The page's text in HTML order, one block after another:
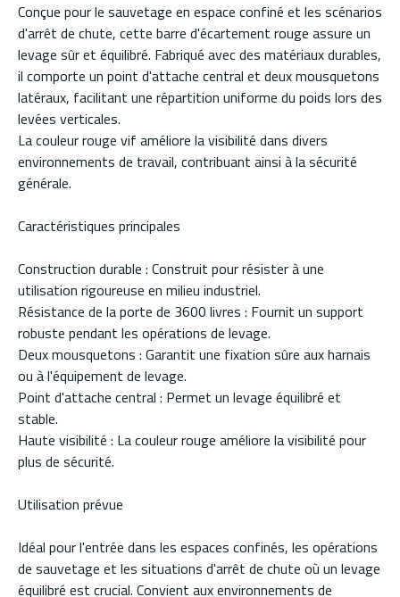
Conçue pour le sauvetage en espace confiné et les scénarios
d'arrêt de chute, cette barre d'écartement rouge assure un
levage sûr et équilibré. Fabriqué avec des matériaux durables,
il comporte un point d'attache central et deux mousquetons
latéraux, facilitant une répartition uniforme du poids lors des
levées verticales.
La couleur rouge vif améliore la visibilité dans divers
environnements de travail, contribuant ainsi à la sécurité
générale.
Caractéristiques principales
Construction durable : Construit pour résister à une
utilisation rigoureuse en milieu industriel.
Résistance de la porte de 3600 livres : Fournit un support
robuste pendant les opérations de levage.
Deux mousquetons : Garantit une fixation sûre aux harnais
ou à l'équipement de levage.
Point d'attache central : Permet un levage équilibré et
stable.
Haute visibilité : La couleur rouge améliore la visibilité pour
plus de sécurité.
Utilisation prévue
Idéal pour l'entrée dans les espaces confinés, les opérations
de sauvetage et les situations d'arrêt de chute où un levage
équilibré est crucial. Convient aux environnements de